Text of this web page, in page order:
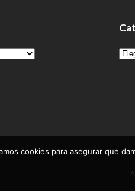
cookies para asegurar que